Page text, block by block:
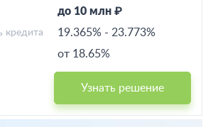
до 10 млн ₽
19.365% - 23.773%
кредита
от 18.65%
Узнать решение